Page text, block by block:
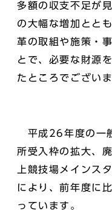
多額の収支不足が
の大幅な増加とと
革の取組や施策・
とで、必要な財源
たところでございま
平成26年度の一
所受入枠の拡大、
上競技場メインス
により、前年度に
っています。